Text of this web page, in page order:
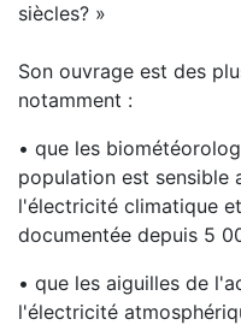
siècles? »
Son ouvrage est des
notamment :
• que les
population est sensible
l'électricité climatique
documentée depuis 5
• que les aiguilles de
l'électricité